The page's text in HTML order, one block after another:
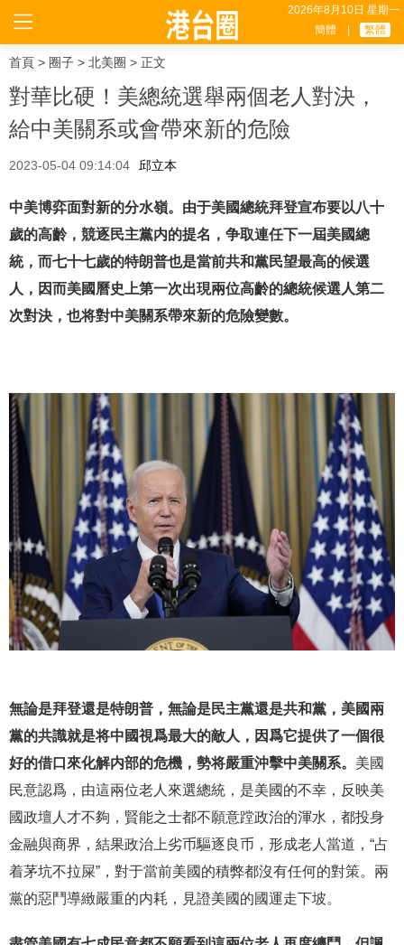
2026年8月10日 星期一
簡體
繁體
首頁 > 圈子 > 北美圈 > 正文
對華比硬！美總統選舉兩個老人對決，
給中美關系或會帶來新的危險
2023-05-04 09:14:04 邱立本
中美博弈面對新的分水嶺。由于美國總統拜登宣布要以八十
歲的高齡，競逐民主黨内的提名，争取連任下一屆美國總
統，而七十七歲的特朗普也是當前共和黨民望最高的候選
人，因而美國曆史上第一次出現兩位高齡的總統候選人第二
次對決，也将對中美關系帶來新的危險變數。
無論是拜登還是特朗普，無論是民主黨還是共和黨，美國兩
黨的共識就是将中國視爲最大的敵人，因爲它提供了一個很
好的借口來化解内部的危機，勢将嚴重沖擊中美關系。 美國
民意認爲，由這兩位老人來選總統，是美國的不幸，反映美
國政壇人才不夠，賢能之士都不願意蹚政治的渾水，都投身
金融與商界，結果政治上劣币驅逐良币，形成老人當道，“占
着茅坑不拉屎”，對于當前美國的積弊都沒有任何的對策。兩
黨的惡鬥導緻嚴重的内耗，見證美國的國運走下坡。